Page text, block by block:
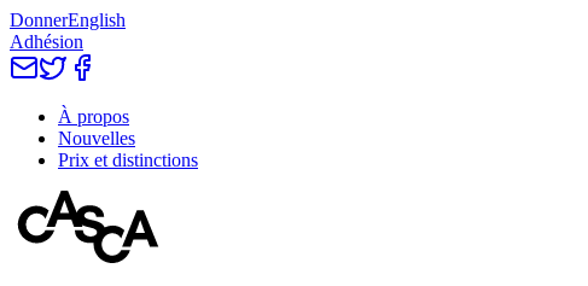
DonnerEnglish
Adhésion
À propos
Nouvelles
Prix et distinctions